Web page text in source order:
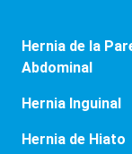
Hernia de la
Abdominal
Hernia Inguinal
Hernia de Hiato